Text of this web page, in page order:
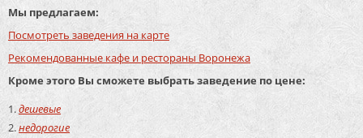
Мы предлагаем:
Посмотреть заведения на карте
Рекомендованные кафе и рестораны Воронежа
Кроме этого Вы сможете выбрать заведение по цене:
дешевые
недорогие